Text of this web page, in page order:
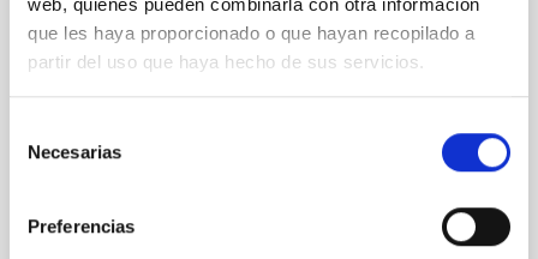
web, quienes pueden combinarla con otra información
que les haya proporcionado o que hayan recopilado a
partir del uso que haya hecho de sus servicios.
Necesarias
Preferencias
EMPLEO
FPI 2024 INSTITUTO DE ASTROFÍSICA DE
CANARIAS (PS-2024-066)
(Ref. PS-2024-066) El IAC (Tenerife) anuncia
CUATRO contratos pre-doctorales en Astrofísica en